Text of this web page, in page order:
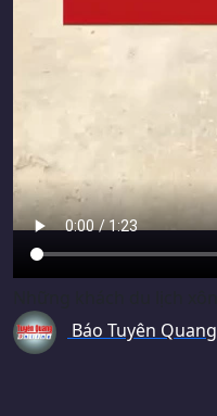
Báo Tuyên Quang